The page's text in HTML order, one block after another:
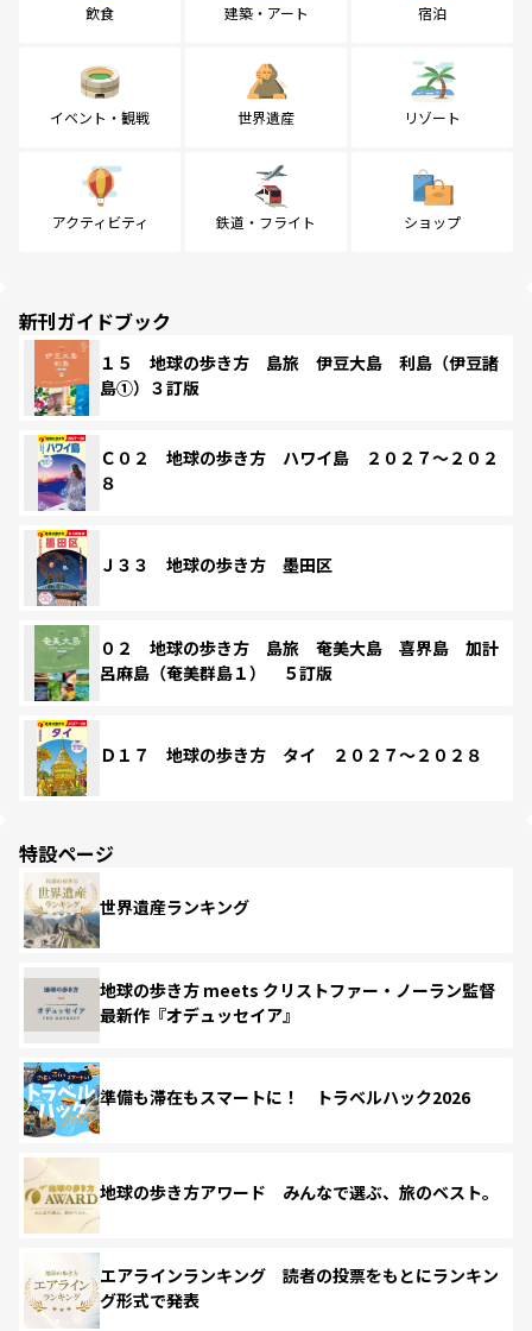
飲食 建築・アート 宿泊
イベント・観戦 世界遺産 リゾート
アクティビティ 鉄道・フライト ショップ
新刊ガイドブック
１５ 地球の歩き方 島旅 伊豆大島 利島（伊豆諸
島①）３訂版
Ｃ０２ 地球の歩き方 ハワイ島 ２０２７～２０２
８
Ｊ３３ 地球の歩き方 墨田区
０２ 地球の歩き方 島旅 奄美大島 喜界島 加計
呂麻島（奄美群島１） ５訂版
Ｄ１７ 地球の歩き方 タイ ２０２７～２０２８
特設ページ
世界遺産ランキング
地球の歩き方 meets クリストファー・ノーラン監督
最新作『オデュッセイア』
準備も滞在もスマートに！ トラベルハック2026
地球の歩き方アワード みんなで選ぶ、旅のベスト。
エアラインランキング 読者の投票をもとにランキン
グ形式で発表